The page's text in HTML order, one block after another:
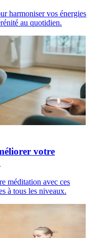
harmoniser vos énergies
au quotidien.
votre
méditation avec ces
à tous les niveaux.